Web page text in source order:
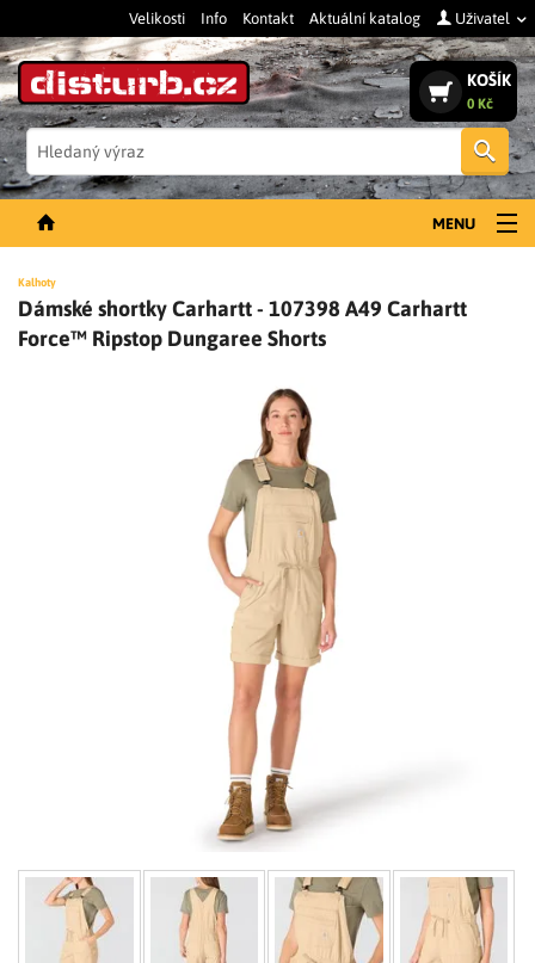
Velikosti Info Kontakt Aktuální katalog Uživatel
KOŠÍK
0 Kč
MENU
PÁNSKÉ OBLEČENÍ
Kalhoty
Dámské shortky Carhartt - 107398 A49 Carhartt
Force™ Ripstop Dungaree Shorts